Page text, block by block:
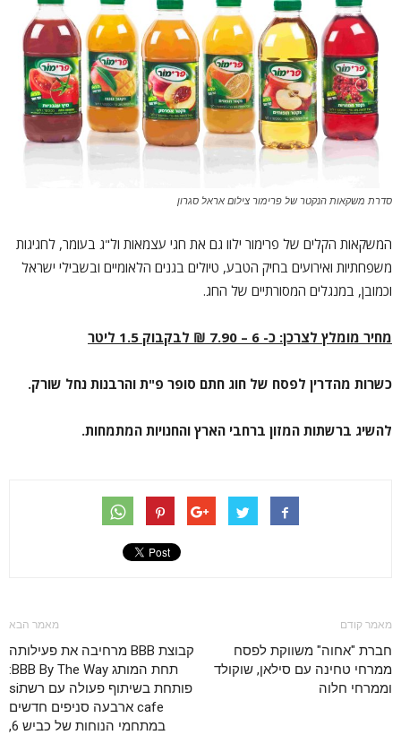
סדרת משקאות הנקטר של פרימור צילום אראל סגרון
המשקאות הקלים של פרימור ילוו גם את חגי עצמאות ול"ג בעומר, לחגיגות
משפחתיות ואירועים בחיק הטבע, טיולים בגנים הלאומיים ובשבילי ישראל
וכמובן, במנגלים המסורתיים של החג.
מחיר מומלץ לצרכן: כ- 6 – 7.90 ₪ לבקבוק 1.5 ליטר
כשרות מהדרין לפסח של חוג חתם סופר פ"ת והרבנות נחל שורק.
להשיג ברשתות המזון ברחבי הארץ והחנויות המתמחות.
מאמר קודם
חברת "אחוה" משווקת לפסח
ממרחי טחינה עם סילאן, שוקולד
וממרחי חלוה
מאמר הבא
קבוצת BBB מרחיבה את פעילותה
תחת המותג BBB By The Way:
פותחת בשיתוף פעולה עם רשתsi
cafe ארבעה סניפים חדשים
במתחמי הנוחות של כביש 6,